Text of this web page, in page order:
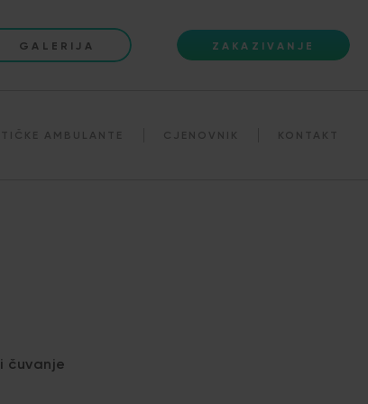
GALERIJA ZAKAZIVANJE
AMBULANTE CJENOVNIK KONTAKT
čuvanje